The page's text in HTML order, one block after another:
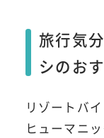
旅行気
シのお
リゾートバ
ヒューマニ